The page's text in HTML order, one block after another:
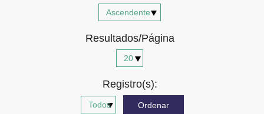
Resultados/Página
Registro(s):